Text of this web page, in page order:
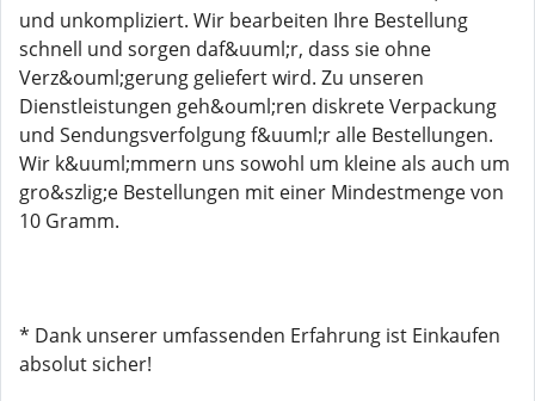
und unkompliziert. Wir bearbeiten Ihre Bestellung
schnell und sorgen daf&uuml;r, dass sie ohne
Verz&ouml;gerung geliefert wird. Zu unseren
Dienstleistungen geh&ouml;ren diskrete Verpackung
und Sendungsverfolgung f&uuml;r alle Bestellungen.
Wir k&uuml;mmern uns sowohl um kleine als auch um
gro&szlig;e Bestellungen mit einer Mindestmenge von
10 Gramm.
* Dank unserer umfassenden Erfahrung ist Einkaufen
absolut sicher!